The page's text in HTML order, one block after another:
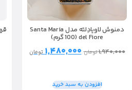
دمنوش لاویادِلته مدل Santa Maria
del Fiore (100 گرم)
۱,۹۴۰,۰۰۰تومان ۱,۴۸۰,۰۰۰تومان
افزودن به سبد خرید